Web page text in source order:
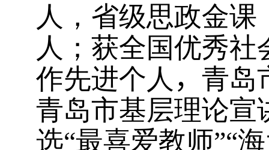
人，省级思政金
人；获全国优秀
作先进个人 ， 青岛
青岛市基层理论宣
选“最喜爱教师”“